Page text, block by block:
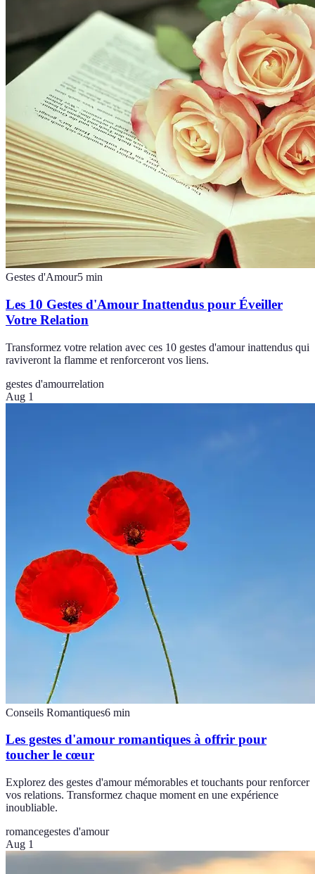
Gestes d'Amour5 min
Les 10 Gestes d'Amour Inattendus pour Éveiller
Votre Relation
Transformez votre relation avec ces 10 gestes d'amour inattendus qui
raviveront la flamme et renforceront vos liens.
gestes d'amourrelation
Aug 1
Conseils Romantiques6 min
Les gestes d'amour romantiques à offrir pour
toucher le cœur
Explorez des gestes d'amour mémorables et touchants pour renforcer
vos relations. Transformez chaque moment en une expérience
inoubliable.
romancegestes d'amour
Aug 1